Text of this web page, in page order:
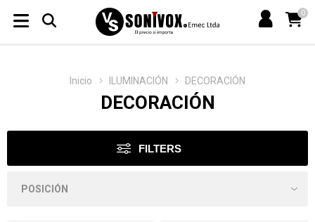
0
Inicio ILUMINACIÓN DECORACIÓN
DECORACIÓN
FILTERS